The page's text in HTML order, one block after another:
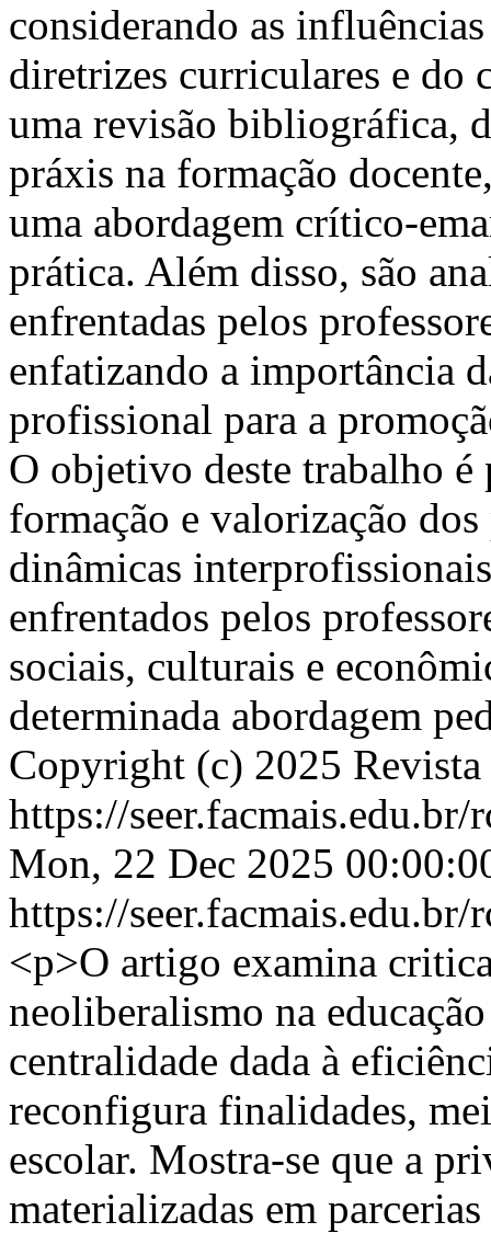
considerando as
diretrizes curriculares e do
uma revisão bibliográfica,
práxis na formação
uma abordagem crítico-
prática. Além disso, são
enfrentadas pelos
enfatizando a importância
profissional para a
O objetivo deste trabalho é
formação e valorização
dinâmicas
enfrentados pelos
sociais, culturais e
determinada abordagem
Copyright (c) 2025
https://
Mon, 22 Dec 2025
https://
<p>O artigo examina
neoliberalismo na
centralidade dada à
reconfigura finalidades,
escolar. Mostra-se que a
materializadas em